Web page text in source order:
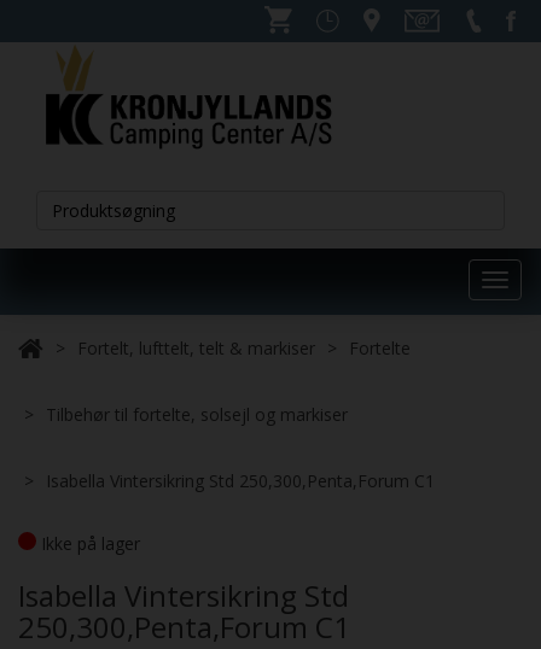
Fortelt, lufttelt, telt & markiser Fortelte
Tilbehør til fortelte, solsejl og markiser
Isabella Vintersikring Std 250,300,Penta,Forum C1
Ikke på lager
Isabella Vintersikring Std
250,300,Penta,Forum C1